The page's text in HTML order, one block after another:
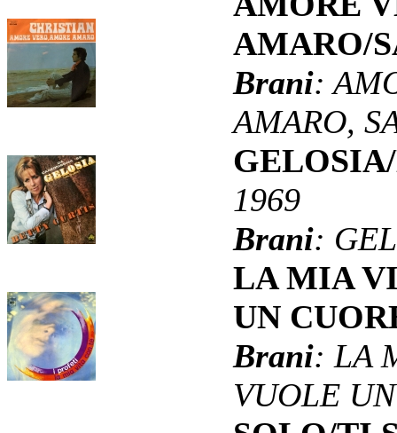
AMARO/
Brani:
AMARO,
1969
Brani:
LA MIA
UN
Brani: LA
VUOLE